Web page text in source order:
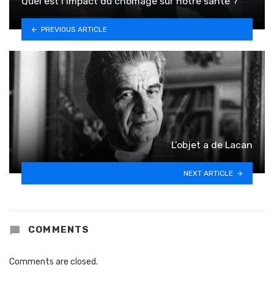
PREVIOUS ARTICLE
L’objet a de Lacan
NEXT ARTICLE
COMMENTS
Comments are closed.